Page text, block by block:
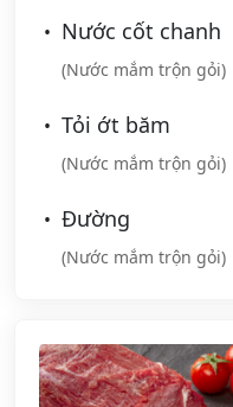
Nước cốt chanh
(Nước mắm trộn gỏi)
Tỏi ớt băm
(Nước mắm trộn gỏi)
Đường
(Nước mắm trộn gỏi)